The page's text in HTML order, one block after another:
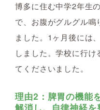
博多に住む中学2年生
で、お腹がグルグル鳴
ました。1ヶ月後には
しました。学校に行
てくださいました。
理由2：脾胃の機能